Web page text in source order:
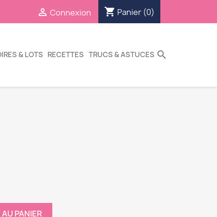
 Connexion shopping_cart Panier (0)
& LOTS RECETTES TRUCS & ASTUCES search
PANIER